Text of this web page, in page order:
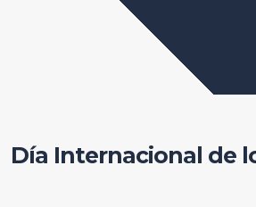
Día Internacional de